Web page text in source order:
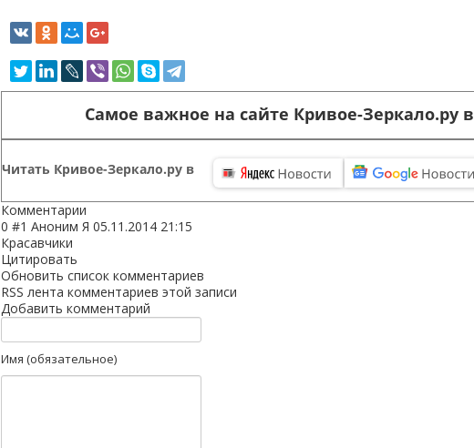
Самое важное на сайте Кривое-Зеркало.ру в
Читать Кривое-Зеркало.ру в
Комментарии
0 #1 Аноним Я 05.11.2014 21:15
Красавчики
Цитировать
Обновить список комментариев
RSS лента комментариев этой записи
Добавить комментарий
Имя (обязательное)